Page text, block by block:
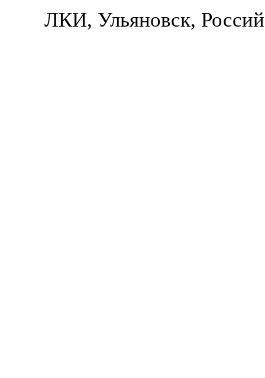
ЛКИ, Ульяновск,